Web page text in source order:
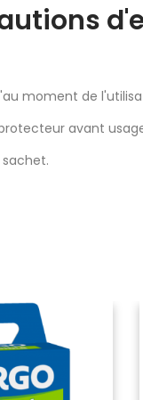
moment de
avant